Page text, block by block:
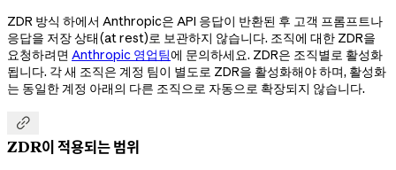
ZDR 방식 하에서 Anthropic은 API 응답이 반환된 후 고객 프롬프트나
응답을 저장 상태(at rest)로 보관하지 않습니다. 조직에 대한 ZDR을
요청하려면 Anthropic 영업팀에 문의하세요. ZDR은 조직별로 활성화
됩니다. 각 새 조직은 계정 팀이 별도로 ZDR을 활성화해야 하며, 활성화
는 동일한 계정 아래의 다른 조직으로 자동으로 확장되지 않습니다.

ZDR이 적용되는 범위